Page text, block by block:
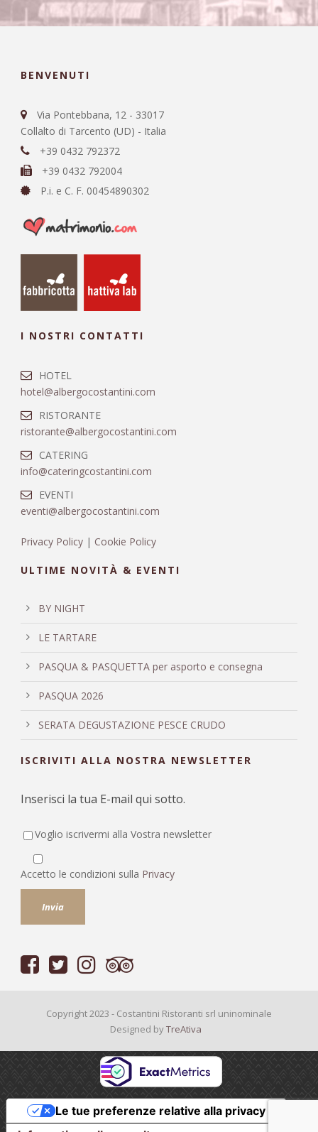
BENVENUTI
Via Pontebbana, 12 - 33017
Collalto di Tarcento (UD) - Italia
+39 0432 792372
+39 0432 792004
P.i. e C. F. 00454890302
I NOSTRI CONTATTI
HOTEL
hotel@albergocostantini.com
RISTORANTE
ristorante@albergocostantini.com
CATERING
info@cateringcostantini.com
EVENTI
eventi@albergocostantini.com
Privacy Policy | Cookie Policy
ULTIME NOVITÀ & EVENTI
BY NIGHT
LE TARTARE
PASQUA & PASQUETTA per asporto e consegna
PASQUA 2026
SERATA DEGUSTAZIONE PESCE CRUDO
ISCRIVITI ALLA NOSTRA NEWSLETTER
Inserisci la tua E-mail qui sotto.
Voglio iscrivermi alla Vostra newsletter
Accetto le condizioni sulla Privacy
Copyright 2023 - Costantini Ristoranti srl uninominale
Designed byTreAtiva
Le tue preferenze relative alla privacy